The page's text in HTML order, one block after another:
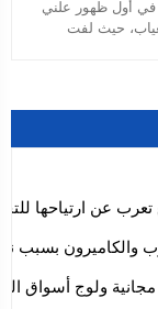
أول ظهور علني
حيث لفت
عن ارتياحها
والكاميرون بسبب
تقرر مجانية ولوج